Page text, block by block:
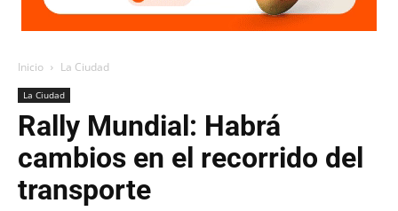
Inicio La Ciudad
La Ciudad
Rally Mundial: Habrá
cambios en el recorrido del
transporte